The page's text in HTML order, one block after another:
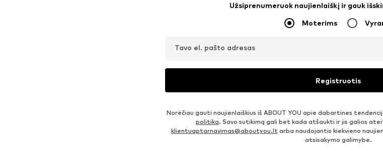
Užsiprenumeruok naujienlaiškį ir gauk
Moterims
Tavo el. pašto adresas
Registruotis
Norėčiau gauti naujienlaiškius iš ABOUT YOU apie dabartines
politika. Savo sutikimą gali bet kada atšaukti ir jis galios
klientuaptarnavimas@aboutyou.ltarba naudojantis kiekvieno
atsisakymo galimybe.